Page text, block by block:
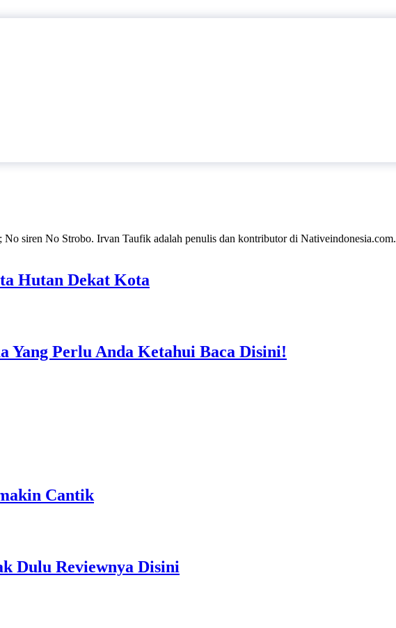
siren No Strobo. Irvan Taufik adalah penulis dan kontributor di Nativeindonesia.com.
Hutan Dekat Kota
Yang Perlu Anda Ketahui Baca Disini!
Cantik
Dulu Reviewnya Disini